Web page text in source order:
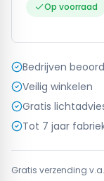
Op voorraad
Bedrijven
Veilig winkelen
Gratis
Tot 7 jaar
Gratis verzending